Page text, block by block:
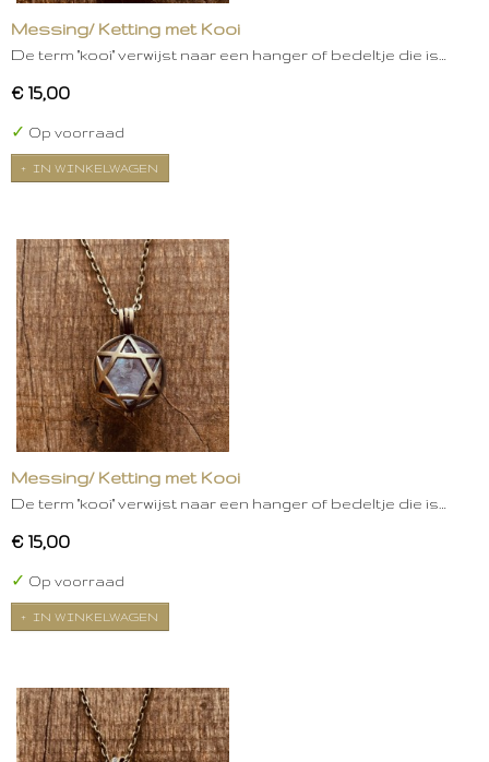
Messing/ Ketting met Kooi
De term "kooi" verwijst naar een hanger of bedeltje die is…
€ 15,00
✓ Op voorraad
IN WINKELWAGEN
Messing/ Ketting met Kooi
De term "kooi" verwijst naar een hanger of bedeltje die is…
€ 15,00
✓ Op voorraad
IN WINKELWAGEN